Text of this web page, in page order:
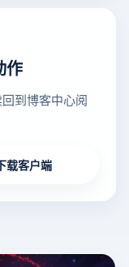
作
到博客中心阅
载客户端